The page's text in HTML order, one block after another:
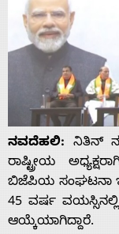
ನವದೆಹಲಿ: ನಿತಿನ್
ರಾಷ್ಟ್ರೀಯ
ಬಿಜೆಪಿಯ ಸಂಘಟನಾ
45 ವರ್ಷ ವಯಸ್ಸಿನಲ್ಲಿ
ಆಯ್ಕೆಯಾಗಿದ್ದಾರೆ.